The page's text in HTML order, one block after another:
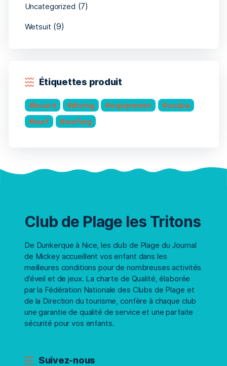
Uncategorized (7)
Wetsuit (9)
Étiquettes produit
board diving equipment
scuba
surf
surfing
Club de Plage les Tritons
De Dunkerque à Nice, les club de Plage du Journal
de Mickey accueillent vos enfant dans les
meilleures conditions pour de nombreuses activités
d’éveil et de jeux. La charte de Qualité, élaborée
par la Fédération Nationale des Clubs de Plage et
de la Direction du tourisme, confère à chaque club
une garantie de qualité de service et une parfaite
sécurité pour vos enfants.
Suivez-nous